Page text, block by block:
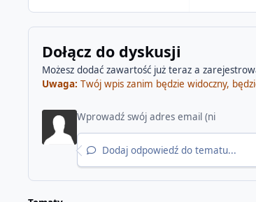
Dołącz do dyskusji
Możesz dodać zawartość już teraz a
Uwaga: Twój wpis zanim będzie widoczny,
Dodaj odpowiedź do tematu...